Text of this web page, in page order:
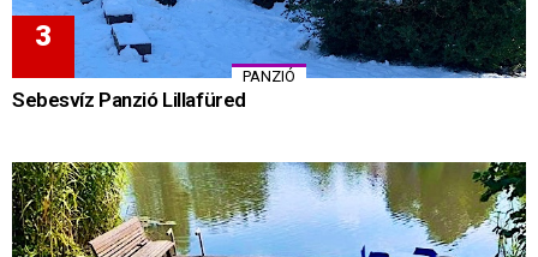
PANZIÓ
Sebesvíz Panzió Lillafüred